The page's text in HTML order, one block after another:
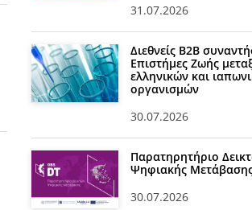
31.07.2026
Διεθνείς Β2Β
Επιστήμες Ζωής
ελληνικών και
οργανισμών
30.07.2026
Παρατηρητήριο
Ψηφιακής
30.07.2026